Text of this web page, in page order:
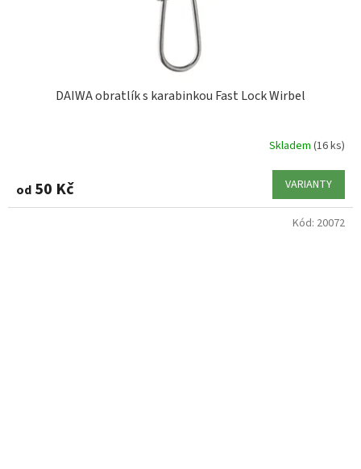
DAIWA obratlík s karabinkou Fast Lock Wirbel
Skladem (16 ks)
od 50 Kč VARIANTY
Kód: 20072